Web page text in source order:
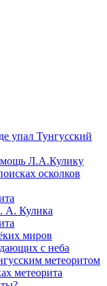
упал Тунгусский
Л.А.Кулику
осколков
А. Кулика
миров
с неба
метеоритом
метеорита